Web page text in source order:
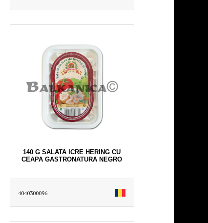
140 G SALATA ICRE HERING CU
CEAPA GASTRONATURA NEGRO
4040300096